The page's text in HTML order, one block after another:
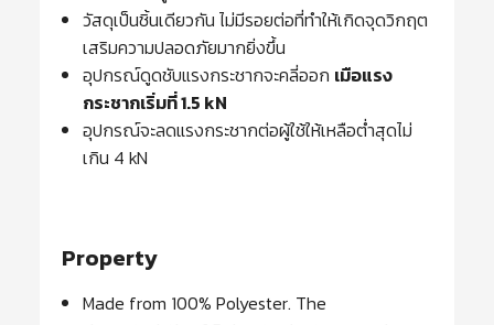
วัสดุเป็นชิ้นเดียวกัน ไม่มีรอยต่อที่ทำให้เกิดจุดวิกฤต
เสริมความปลอดภัยมากยิ่งขึ้น
อุปกรณ์ดูดชับแรงกระชากจะคลี่ออก เมือแรง
กระชากเริ่มที่ 1.5 kN
อุปกรณ์จะลดแรงกระชากต่อผู้ใช้ให้เหลือต่ำสุดไม่
เกิน 4 kN
Property
Made from 100% Polyester. The